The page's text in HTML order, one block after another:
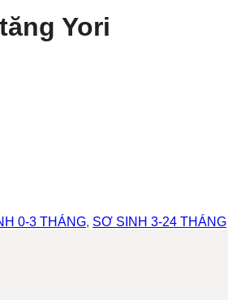
Yori
0-3 THÁNG, SƠ SINH 3-24 THÁNG